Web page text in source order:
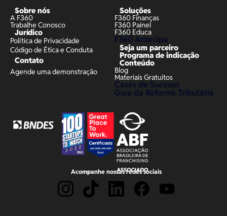
Sobre nós
A F360
Trabalhe Conosco
Jurídico
Política de Privacidade
Código de Ética e Conduta
Contato
Agende uma demonstração
Soluções
F360 Finanças
F360 Painel
F360 Educa
F360 Antecipa
Seja um parceiro
Programa de indicação
Conteúdo
Blog
Materiais Gratuitos
Cases de Sucesso
Guia da Reforma Tributária
Acompanhe nossas redes sociais